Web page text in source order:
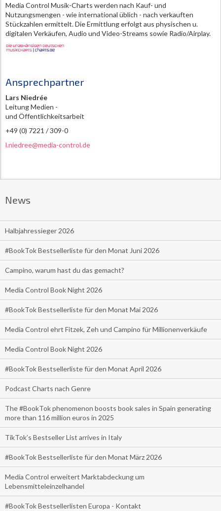
Media Control Musik-Charts werden nach Kauf- und
Nutzungsmengen - wie international üblich - nach verkauften
Stückzahlen ermittelt. Die Ermittlung erfolgt aus physischen u.
digitalen Verkäufen, Audio und Video-Streams sowie Radio/Airplay.
Ansprechpartner
Lars Niedrée
Leitung Medien -
und Öffentlichkeitsarbeit
+49 (0) 7221 / 309-0
l.niedree@media-control.de
News
Halbjahressieger 2026
#BookTok Bestsellerliste für den Monat Juni 2026
Campino, warum hast du das gemacht?
Media Control Book Night 2026
#BookTok Bestsellerliste für den Monat Mai 2026
Media Control ehrt Fitzek, Zeh und Campino für Millionenverkäufe
Media Control Book Night 2026
#BookTok Bestsellerliste für den Monat April 2026
Podcast Charts nach Genre
The #BookTok phenomenon boosts book sales in Spain generating
more than 116 million euros in 2025
TikTok’s Bestseller List arrives in Italy
#BookTok Bestsellerliste für den Monat März 2026
Media Control erweitert Marktabdeckung um
Lebensmitteleinzelhandel
#BookTok Bestsellerlisten Europa - Kontakt